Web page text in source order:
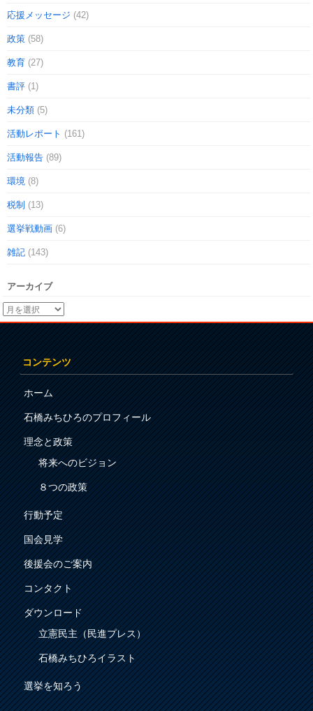
応援メッセージ (42)
政策 (58)
教育 (27)
書評 (1)
未分類 (5)
活動レポート (161)
活動報告 (89)
環境 (8)
税制 (13)
選挙戦動画 (6)
雑記 (143)
アーカイブ
コンテンツ
ホーム
石橋みちひろのプロフィール
理念と政策
将来へのビジョン
８つの政策
行動予定
国会見学
後援会のご案内
コンタクト
ダウンロード
立憲民主（民進プレス）
石橋みちひろイラスト
選挙を知ろう